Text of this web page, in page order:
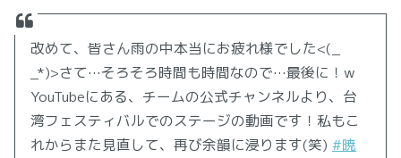
改めて、皆さん雨の中本当にお疲れ様でした<(_
_*)>さて…そろそろ時間も時間なので…最後に！w
YouTubeにある、チームの公式チャンネルより、台
湾フェスティバルでのステージの動画です！私もこ
れからまた見直して、再び余韻に浸ります(笑)#暁